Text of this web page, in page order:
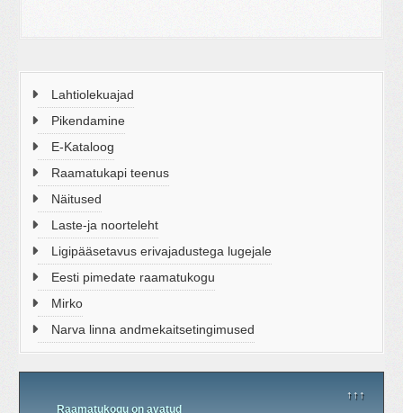
↑↑↑
Raamatukogu on avatud
Lahtiolekuajad
Pikendamine
E-Kataloog
Raamatukapi teenus
Näitused
Laste-ja noorteleht
Ligipääsetavus erivajadustega lugejale
Eesti pimedate raamatukogu
Mirko
Narva linna andmekaitsetingimused